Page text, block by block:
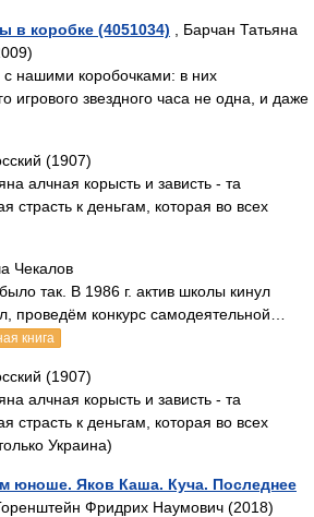
в коробке (4051034) , Барчан Татьяна
нашими коробочками: в них
игрового звездного часа не одна, и даже
(1907)
алчная корысть и зависть - та
страсть к деньгам, которая во всех
Чекалов
так. В 1986 г. актив школы кинул
проведём конкурс самодеятельной…
книга
(1907)
алчная корысть и зависть - та
страсть к деньгам, которая во всех
Украина)
юноше. Яков Каша. Куча. Последнее
Фридрих Наумович (2018)